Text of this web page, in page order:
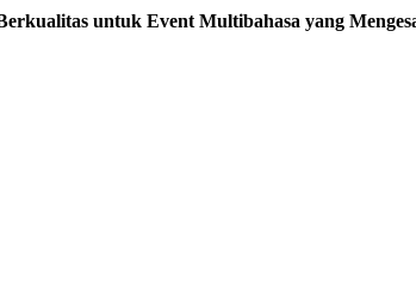
untuk Event Multibahasa yang